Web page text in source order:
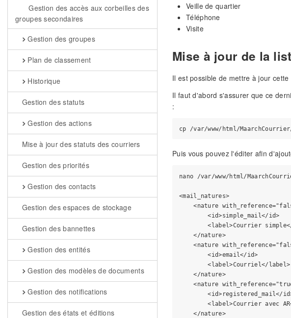
Gestion des accès aux corbeilles des
groupes secondaires
Gestion des groupes
Plan de classement
Historique
Gestion des statuts
Gestion des actions
Mise à jour des statuts des courriers
Gestion des priorités
Gestion des contacts
Gestion des espaces de stockage
Gestion des bannettes
Gestion des entités
Gestion des modèles de documents
Gestion des notifications
Gestion des états et éditions
Veille de quartier
Téléphone
Visite
Mise à jour de la
Il est possible de mettre à jour
Il faut d'abord s'assurer que ce
:
Puis vous pouvez l'éditer afin
nano /var/www/html/
<mail_natures>
<nature
        <id>simple_mail</id>
<label>Courrier
    </nature>
<nature
        <id>email</id>
        <label>Courriel</label>
    </nature>
<nature
<id>registered_mail</
<label>Courrier avec
    </nature>